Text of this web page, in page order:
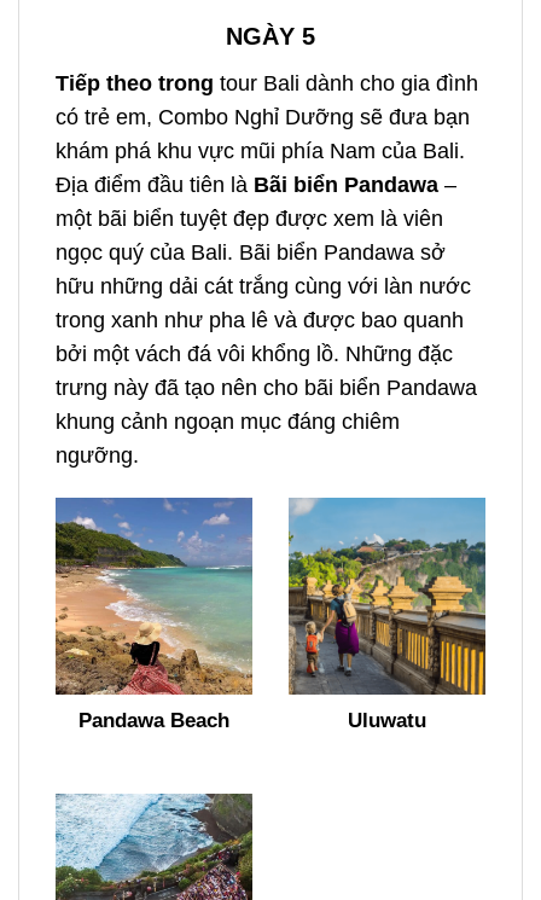
NGÀY 5
Tiếp theo trong tour Bali dành cho gia đình
có trẻ em, Combo Nghỉ Dưỡng sẽ đưa bạn
khám phá khu vực mũi phía Nam của Bali.
Địa điểm đầu tiên là Bãi biển Pandawa –
một bãi biển tuyệt đẹp được xem là viên
ngọc quý của Bali. Bãi biển Pandawa sở
hữu những dải cát trắng cùng với làn nước
trong xanh như pha lê và được bao quanh
bởi một vách đá vôi khổng lồ. Những đặc
trưng này đã tạo nên cho bãi biển Pandawa
khung cảnh ngoạn mục đáng chiêm
ngưỡng.
Pandawa Beach Uluwatu